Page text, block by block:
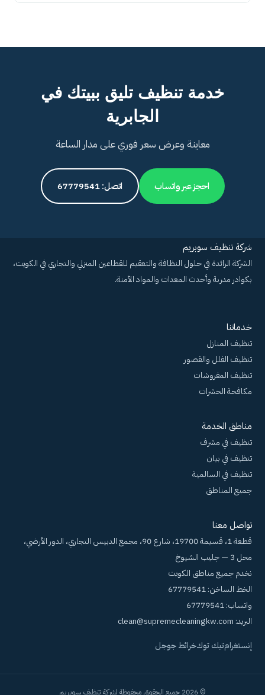
67779541.
لمزيد من التفاصيل اتصل على 67779541.
خدمة تنظيف تليق ببيتك في
الجابرية
معاينة وعرض سعر فوري على مدار الساعة
احجز عبر واتساب اتصل: 67779541
شركة تنظيف سوبريم
الشركة الرائدة في حلول النظافة والتعقيم للقطاعين المنزلي والتجاري في الكويت،
بكوادر مدربة وأحدث المعدات والمواد الآمنة.
خدماتنا
تنظيف المنازل
تنظيف الفلل والقصور
تنظيف المفروشات
مكافحة الحشرات
مناطق الخدمة
تنظيف في مشرف
تنظيف في بيان
تنظيف في السالمية
جميع المناطق
تواصل معنا
قطعة 1، قسيمة 19700، شارع 90، مجمع الدبيس التجاري، الدور الأرضي،
محل 3 — جليب الشيوخ
نخدم جميع مناطق الكويت
الخط الساخن:67779541
واتساب:67779541
البريد: clean@supremecleaningkw.com
إنستغرامتيك توكخرائط جوجل
© 2026 جميع الحقوق محفوظة لشركة تنظيف سوبريم